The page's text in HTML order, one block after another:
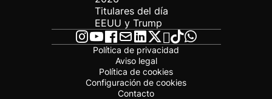
Titulares del día
EEUU y Trump
Política de privacidad
Aviso legal
Política de cookies
Configuración de cookies
Contacto